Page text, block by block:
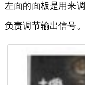
左面的面板是用来
负责调节输出信号。